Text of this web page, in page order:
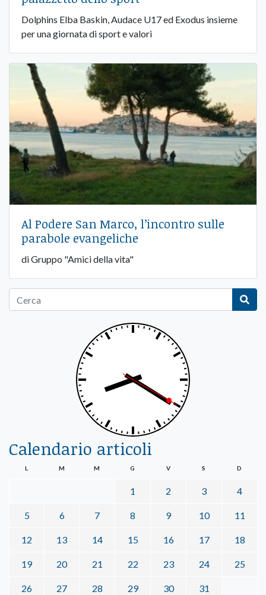
Dolphins Elba Baskin, Audace U17 ed Exodus insieme
per una giornata di sport e valori
Al Podere San Marco, l’incontro sulle
parabole evangeliche
di Gruppo "Amici della vita"
Calendario articoli
L M M G V S D
1 2 3 4
5 6 7 8 9 10 11
12 13 14 15 16 17 18
19 20 21 22 23 24 25
26 27 28 29 30 31